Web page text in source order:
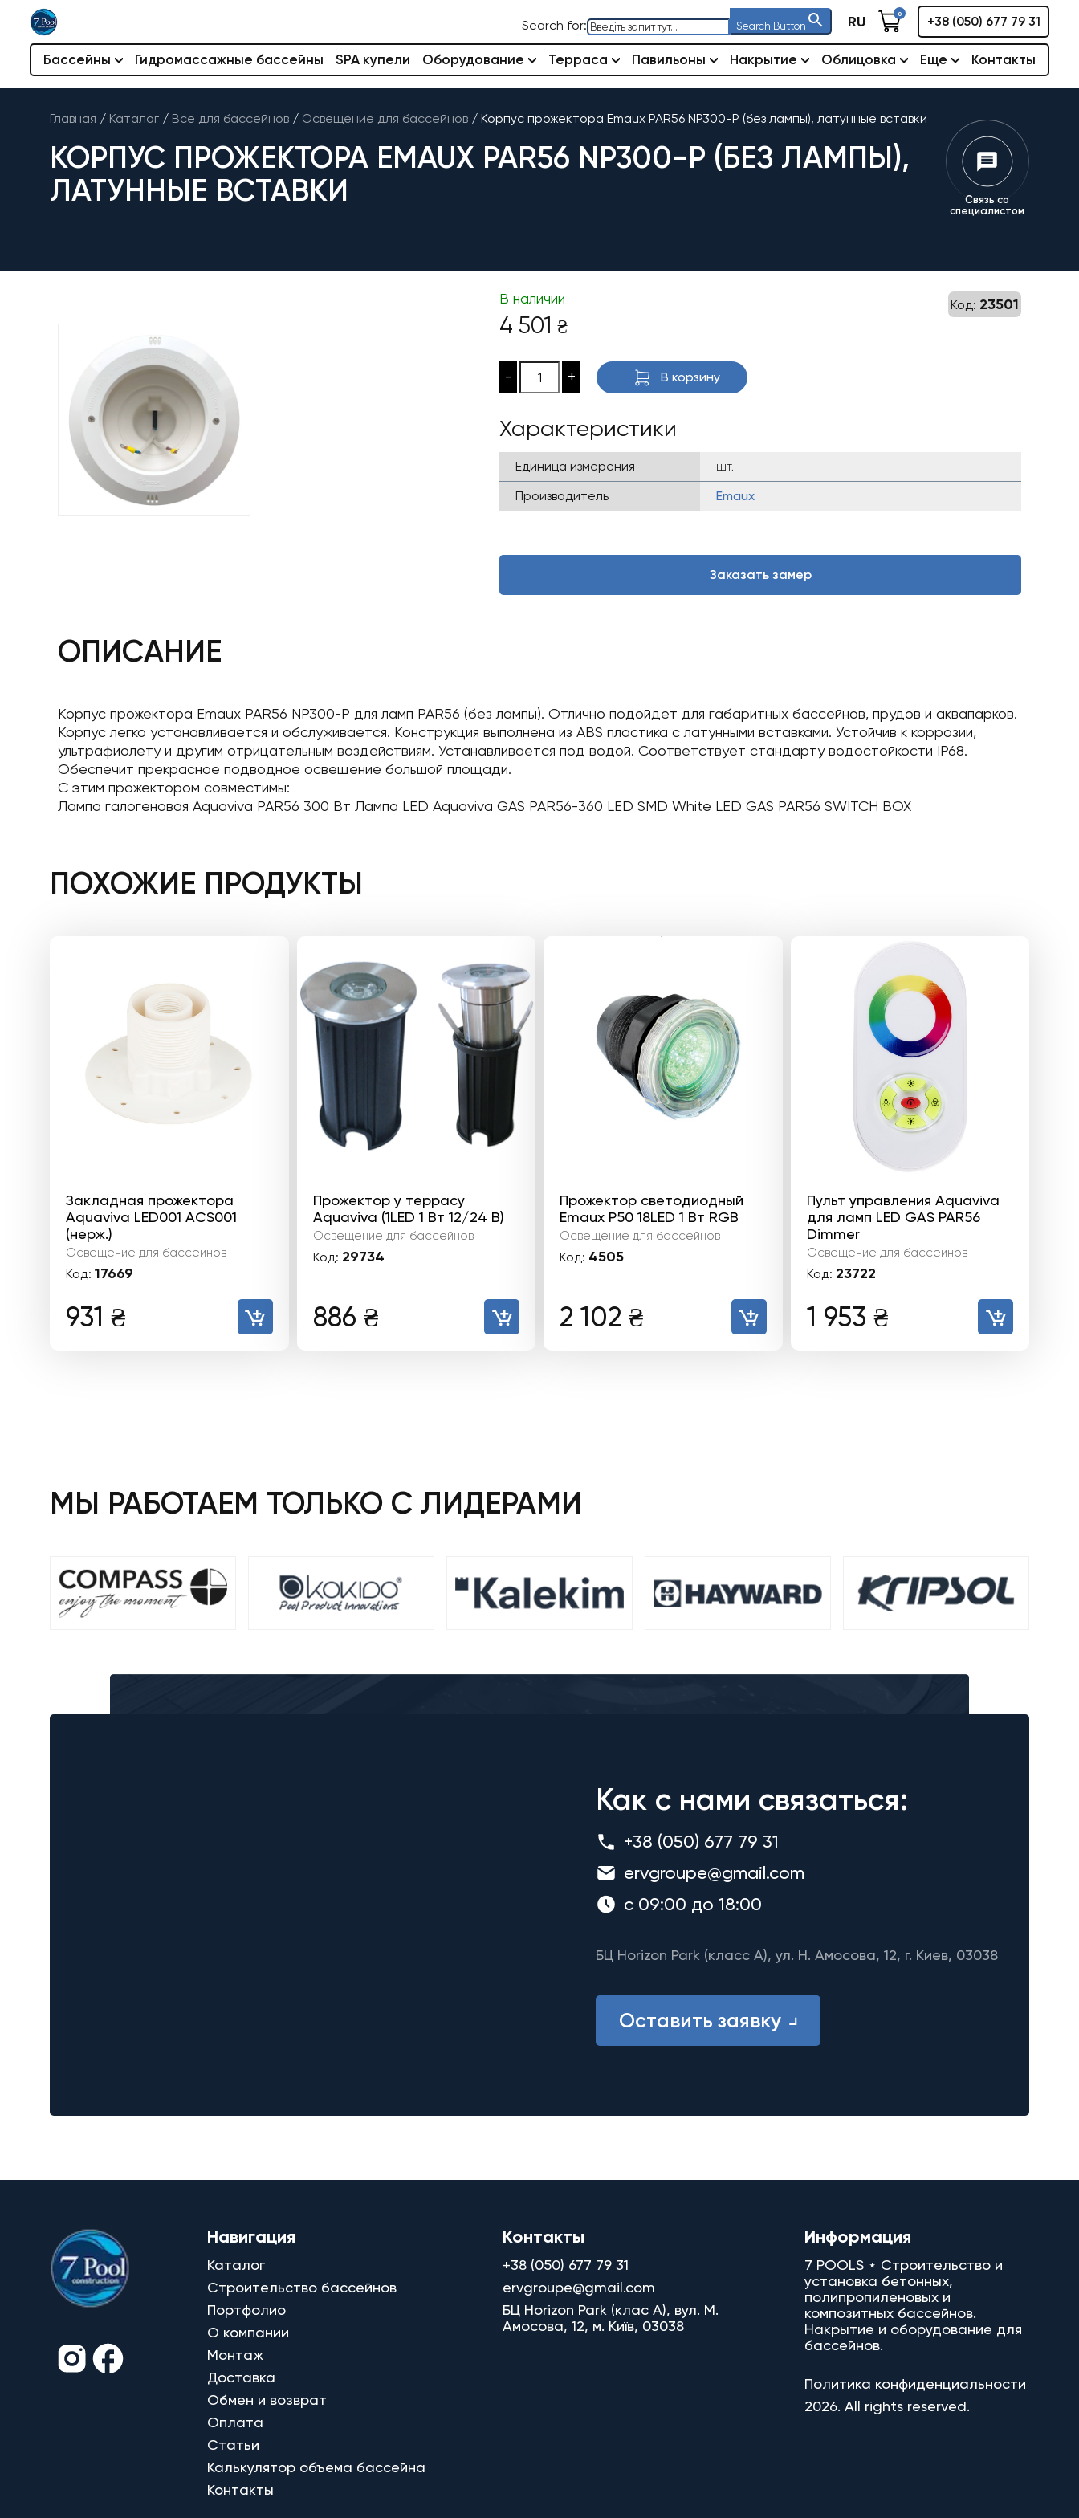
Search for: Search Button RU 0
+38 (050) 677 79 31
Бассейны Гидромассажные бассейны SPA купели Оборудование Терраса Павильоны Накрытие Облицовка Еще Контакты
Главная / Каталог / Все для бассейнов / Освещение для бассейнов / Корпус прожектора Emaux PAR56 NP300-P (без лампы), латунные вставки
КОРПУС ПРОЖЕКТОРА EMAUX PAR56 NP300-P (БЕЗ ЛАМПЫ),
ЛАТУННЫЕ ВСТАВКИ
Связь со
специалистом
Код: 23501
В наличии
4 501 ₴
- + В корзину
Характеристики
Единица измерения
шт.
Производитель
Emaux
Заказать замер
ОПИСАНИЕ
Корпус прожектора Emaux PAR56 NP300-P для ламп PAR56 (без лампы). Отлично подойдет для габаритных бассейнов, прудов и аквапарков.
Корпус легко устанавливается и обслуживается. Конструкция выполнена из ABS пластика с латунными вставками. Устойчив к коррозии,
ультрафиолету и другим отрицательным воздействиям. Устанавливается под водой. Соответствует стандарту водостойкости IP68.
Обеспечит прекрасное подводное освещение большой площади.
С этим прожектором совместимы:
Лампа галогеновая Aquaviva PAR56 300 Вт Лампа LED Aquaviva GAS PAR56-360 LED SMD White LED GAS PAR56 SWITCH BOX
ПОХОЖИЕ ПРОДУКТЫ
Закладная прожектора
Aquaviva LED001 ACS001
(нерж.)
Освещение для бассейнов
Код: 17669
931 ₴
Прожектор у террасу
Aquaviva (1LED 1 Вт 12/24 В)
Освещение для бассейнов
Код: 29734
886 ₴
Прожектор светодиодный
Emaux P50 18LED 1 Вт RGB
Освещение для бассейнов
Код: 4505
2 102 ₴
Пульт управления Aquaviva
для ламп LED GAS PAR56
Dimmer
Освещение для бассейнов
Код: 23722
1 953 ₴
МЫ РАБОТАЕМ ТОЛЬКО С ЛИДЕРАМИ
Как с нами связаться:
+38 (050) 677 79 31
ervgroupe@gmail.com
с 09:00 до 18:00
БЦ Horizon Park (класс A), ул. Н. Амосова, 12, г. Киев, 03038
Оставить заявку
Навигация
Каталог
Строительство бассейнов
Портфолио
О компании
Монтаж
Доставка
Обмен и возврат
Оплата
Статьи
Калькулятор объема бассейна
Контакты
Контакты
+38 (050) 677 79 31
ervgroupe@gmail.com
БЦ Horizon Park (клас A), вул. М.
Амосова, 12, м. Київ, 03038
Информация
7 POOLS ⋆ Строительство и
установка бетонных,
полипропиленовых и
композитных бассейнов.
Накрытие и оборудование для
бассейнов.
Политика конфиденциальности
2026. All rights reserved.